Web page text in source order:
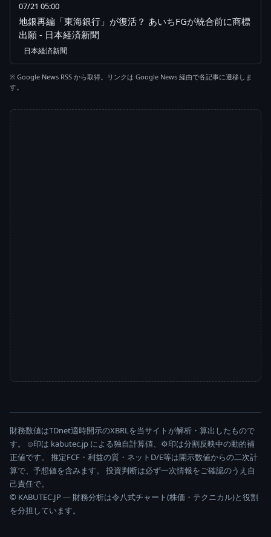
07/21 05:00
地銀再編「東海銀行」が復活？ あいちFGが統合前に商標
出願 - 日本経済新聞
日本経済新聞
※ Google News RSS から取得。リンクは Google News 経由で各記事に遷移しま
す。
財務数値はTDnet適時開示のXBRLを当サイトが解析・算出したもので
す。 ⊙印は kabutec.jp による独自計算値、⚙印は分割反映中の動的補
正値です。 推定FCF・利益の質・ネットD/E等は開示数値からの二次計
算で、予想値を含みます。 投資判断は必ず一次情報をご確認のうえ自
己責任で。
© KABUTEC.JP — 財務分析は令八式チャート(株価・テクニカル)と役割
を分担しています。